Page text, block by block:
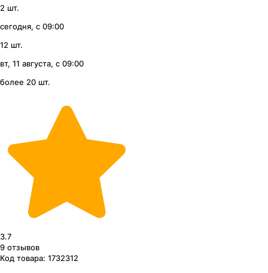
2 шт.
сегодня, с 09:00
12 шт.
вт, 11 августа, с 09:00
более 20 шт.
3.7
9 отзывов
Код товара: 1732312